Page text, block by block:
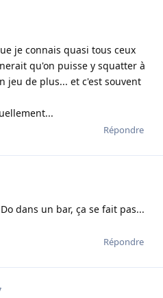
je connais quasi tous ceux
qu'on puisse y squatter à
jeu de plus... et c'est souvent
Répondre
dans un bar, ça se fait pas...
Répondre